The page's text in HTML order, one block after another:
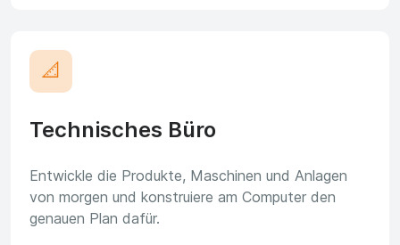
📐
Technisches Büro
Entwickle die Produkte, Maschinen und Anlagen
von morgen und konstruiere am Computer den
genauen Plan dafür.